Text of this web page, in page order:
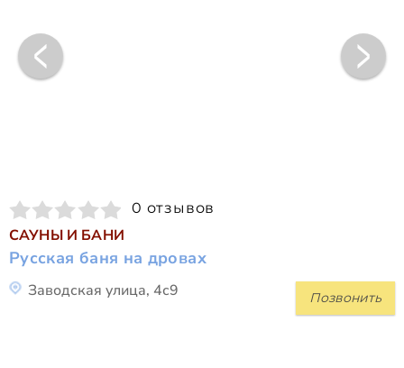
0 отзывов
САУНЫ И БАНИ
Русская баня на дровах
Позвонить
Заводская улица, 4с9